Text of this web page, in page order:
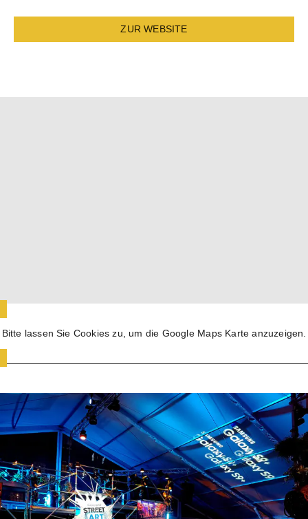
ZUR WEBSITE
Bitte lassen Sie Cookies zu, um die Google Maps Karte anzuzeigen.